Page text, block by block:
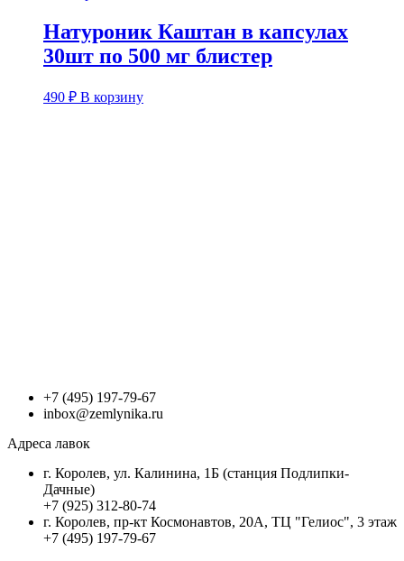
Натуроник Каштан в капсулах
30шт по 500 мг блистер
490 ₽ В корзину
+7 (495) 197-79-67
inbox@zemlynika.ru
Адреса лавок
г. Королев, ул. Калинина, 1Б (станция Подлипки-
Дачные)
+7 (925) 312-80-74
г. Королев, пр-кт Космонавтов, 20А, ТЦ "Гелиос", 3 этаж
+7 (495) 197-79-67